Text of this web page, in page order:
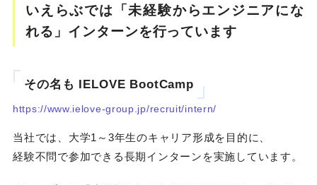
いえらぶでは「未経験からエンジニアにな
れる」インターンを行っています
その名も IELOVE BootCamp
https://www.ielove-group.jp/recruit/intern/
当社では、大学1～3年生のキャリア形成を目的に、
経験不問で参加できる長期インターンを実施しています。